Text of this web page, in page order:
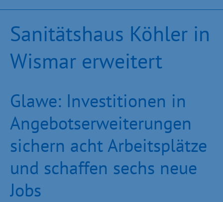
Sanitätshaus Köhler in
Wismar erweitert
Glawe: Investitionen in
Angebotserweiterungen
sichern acht Arbeitsplätze
und schaffen sechs neue
Jobs